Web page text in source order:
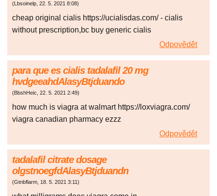
( Lbsoinelp 22. 5. 2021 8:08)
cheap original cialis https://ucialisdas.com/ - cialis
without prescription,bc buy generic cialis
Odpovědět
para que es cialis tadalafil 20 mg
hvdgeeahdAlasyBtjduando
(BbshHeic 22. 5. 2021 2:49)
how much is viagra at walmart https://loxviagra.com/
viagra canadian pharmacy ezzz
Odpovědět
tadalafil citrate dosage
olgstnoegfdAlasyBtjduandn
(Gtnbflarm 18. 5. 2021 3:11 )